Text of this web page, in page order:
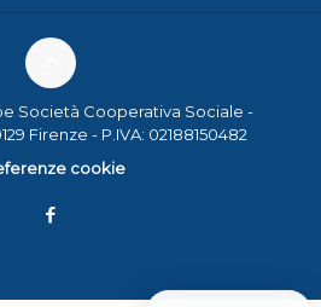
Società Cooperativa Sociale -
Firenze - P.IVA: 02188150482
cookie